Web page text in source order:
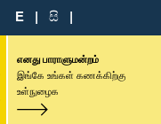
E | සි |
எனது பாராளுமன்றம்
இங்கே உங்கள் கணக்கிற்கு
உள்நுழைக